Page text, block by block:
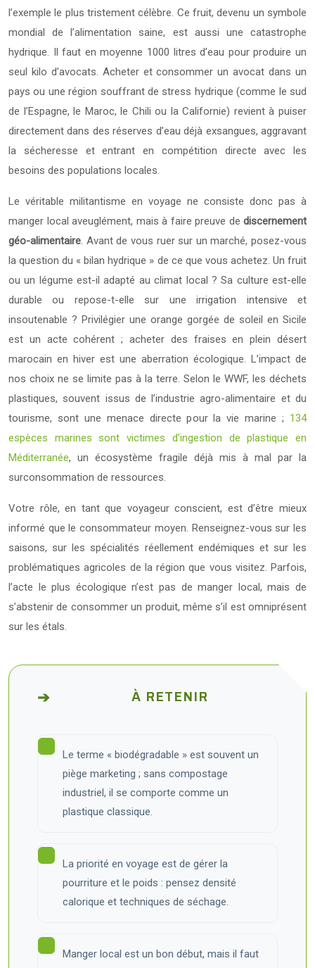
l’exemple le plus tristement célèbre. Ce fruit, devenu un symbole
mondial de l’alimentation saine, est aussi une catastrophe
hydrique. Il faut en moyenne 1000 litres d’eau pour produire un
seul kilo d’avocats. Acheter et consommer un avocat dans un
pays ou une région souffrant de stress hydrique (comme le sud
de l’Espagne, le Maroc, le Chili ou la Californie) revient à puiser
directement dans des réserves d’eau déjà exsangues, aggravant
la sécheresse et entrant en compétition directe avec les
besoins des populations locales.
Le véritable militantisme en voyage ne consiste donc pas à
manger local aveuglément, mais à faire preuve de discernement
géo-alimentaire. Avant de vous ruer sur un marché, posez-vous
la question du « bilan hydrique » de ce que vous achetez. Un fruit
ou un légume est-il adapté au climat local ? Sa culture est-elle
durable ou repose-t-elle sur une irrigation intensive et
insoutenable ? Privilégier une orange gorgée de soleil en Sicile
est un acte cohérent ; acheter des fraises en plein désert
marocain en hiver est une aberration écologique. L’impact de
nos choix ne se limite pas à la terre. Selon le WWF, les déchets
plastiques, souvent issus de l’industrie agro-alimentaire et du
tourisme, sont une menace directe pour la vie marine ; 134
espèces marines sont victimes d’ingestion de plastique en
Méditerranée, un écosystème fragile déjà mis à mal par la
surconsommation de ressources.
Votre rôle, en tant que voyageur conscient, est d’être mieux
informé que le consommateur moyen. Renseignez-vous sur les
saisons, sur les spécialités réellement endémiques et sur les
problématiques agricoles de la région que vous visitez. Parfois,
l’acte le plus écologique n’est pas de manger local, mais de
s’abstenir de consommer un produit, même s’il est omniprésent
sur les étals.
À RETENIR
Le terme « biodégradable » est souvent un
piège marketing ; sans compostage
industriel, il se comporte comme un
plastique classique.
La priorité en voyage est de gérer la
pourriture et le poids : pensez densité
calorique et techniques de séchage.
Manger local est un bon début, mais il faut